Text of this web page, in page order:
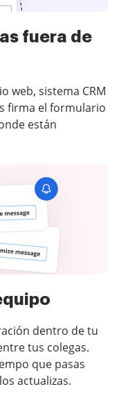
fuera de
web, sistema CRM
firma el formulario
están
dentro de tu
tus colegas.
que pasas
actualizas.